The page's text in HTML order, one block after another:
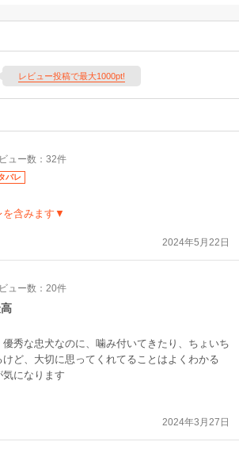
レビュー投稿で最大1000pt!
ュー数：32件
バレ
を含みます▼
2024年5月22日
ュー数：20件
秀な忠犬なのに、噛み付いてきたり、ちょいち
けど、大切に思ってくれてることはよくわかる
気になります
2024年3月27日